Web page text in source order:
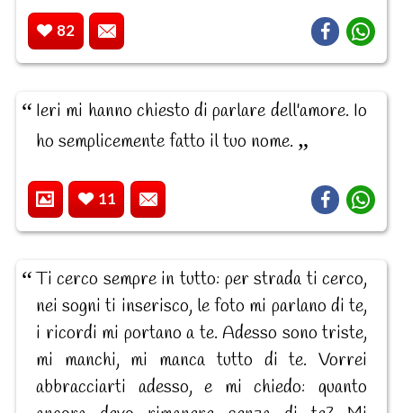
82
Ieri mi hanno chiesto di parlare dell'amore. Io
ho semplicemente fatto il tuo nome.
11
Ti cerco sempre in tutto: per strada ti cerco,
nei sogni ti inserisco, le foto mi parlano di te,
i ricordi mi portano a te. Adesso sono triste,
mi manchi, mi manca tutto di te. Vorrei
abbracciarti adesso, e mi chiedo: quanto